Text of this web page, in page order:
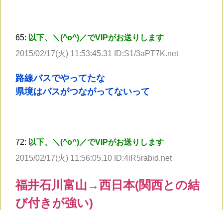
65: 以下、＼(^o^)／でVIPがお送りします
2015/02/17(火) 11:53:45.31 ID:S1/3aPT7K.net
路線バスでやってたな
県境はバスがつながってないって
72: 以下、＼(^o^)／でVIPがお送りします
2015/02/17(火) 11:56:05.10 ID:4iR5rabid.net
福井石川富山→西日本(関西との結
び付きが強い)